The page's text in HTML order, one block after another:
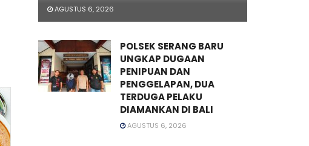
AGUSTUS 6, 2026
POLSEK SERANG BARU
UNGKAP DUGAAN
PENIPUAN DAN
PENGGELAPAN, DUA
TERDUGA PELAKU
DIAMANKAN DI BALI
AGUSTUS 6, 2026